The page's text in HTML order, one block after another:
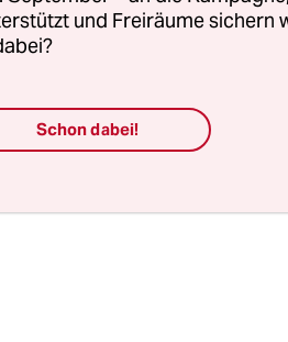
und Freiräume sichern
Schon dabei!